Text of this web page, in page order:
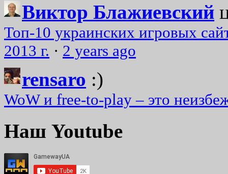
Виктор Блажиевский
Топ-10 украинских игровых
2013 г. · 2 years ago
rensaro :)
WoW и free-to-play – это
Наш Youtube